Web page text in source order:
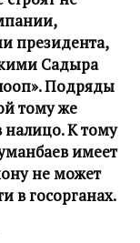
президента,
Садыра
Подряды
тому же
налицо. К тому
имеет
не может
в госорганах.